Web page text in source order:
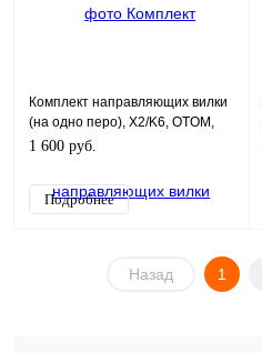
Комплект направляющих вилки
(на одно перо), X2/K6, OTOM,
47мм
1 600 руб.
Подробнее
Назад 1